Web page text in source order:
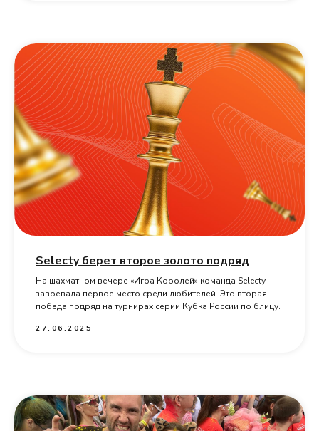
Selecty берет второе золото подряд
На шахматном вечере «Игра Королей» команда Selecty
завоевала первое место среди любителей. Это вторая
победа подряд на турнирах серии Кубка России по блицу.
27.06.2025